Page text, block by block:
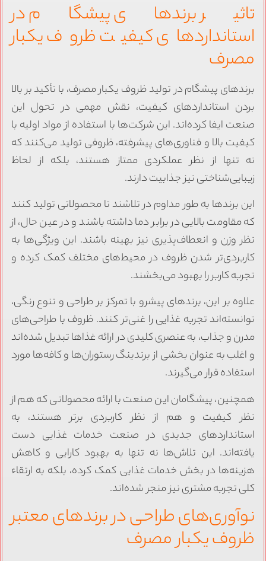
برندهای پیشگام در
کیفیت ظروف یکبار
پیشگام در تولید ظروف یکبار مصرف، با تأکید بر بالا
استانداردهای کیفیت، نقش مهمی در تحول این
ایفا کرده‌اند. این شرکت‌ها با استفاده از مواد اولیه با
بالا و فناوری‌های پیشرفته، ظروفی تولید می‌کنند که
تنها از نظر عملکردی ممتاز هستند، بلکه از لحاظ
نیز جذابیت دارند.
برندها به طور مداوم در تلاشند تا محصولاتی تولید کنند
مقاومت بالایی در برابر دما داشته باشند و در عین حال، از
وزن و انعطاف‌پذیری نیز بهینه باشند. این ویژگی‌ها به
شدن ظروف در محیط‌های مختلف کمک کرده و
کاربر را بهبود می‌بخشند.
بر این، برندهای پیشرو با تمرکز بر طراحی و تنوع رنگی،
تجربه غذایی را غنی‌تر کنند. ظروف با طراحی‌های
و جذاب، به عنصری کلیدی در ارائه غذاها تبدیل شده‌اند
اغلب به عنوان بخشی از برندینگ رستوران‌ها و کافه‌ها مورد
قرار می‌گیرند.
پیشگامان این صنعت با ارائه محصولاتی که هم از
کیفیت و هم از نظر کاربردی برتر هستند، به
جدیدی در صنعت خدمات غذایی دست
این تلاش‌ها نه تنها به بهبود کارایی و کاهش
در بخش خدمات غذایی کمک کرده، بلکه به ارتقاء
تجربه مشتری نیز منجر شده‌اند.
طراحی در برندهای معتبر
یکبار مصرف